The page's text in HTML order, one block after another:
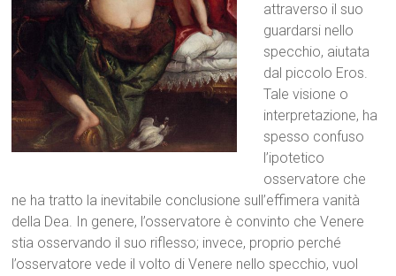
attraverso il suo
guardarsi nello
specchio, aiutata
dal piccolo Eros.
Tale visione o
interpretazione, ha
spesso confuso
l’ipotetico
osservatore che
ne ha tratto la inevitabile conclusione sull’effimera vanità
della Dea. In genere, l’osservatore è convinto che Venere
stia osservando il suo riflesso; invece, proprio perché
l’osservatore vede il volto di Venere nello specchio, vuol